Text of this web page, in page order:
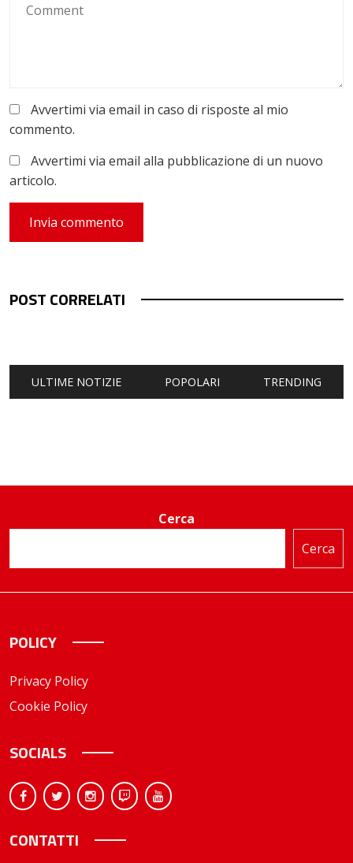
Avvertimi via email in caso di risposte al mio
commento.
Avvertimi via email alla pubblicazione di un nuovo
articolo.
POST CORRELATI
ULTIME NOTIZIE POPOLARI TRENDING
Cerca
Cerca
POLICY
Privacy Policy
Cookie Policy
SOCIALS
CONTATTI